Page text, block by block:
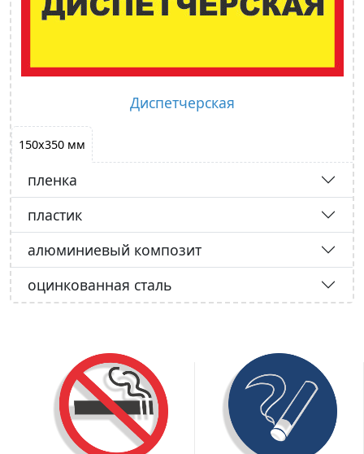
Диспетчерская
150х350 мм
пленка
пластик
алюминиевый композит
оцинкованная сталь